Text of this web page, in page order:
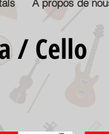
À propos de
/ Cello